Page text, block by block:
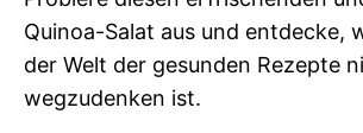
Quinoa-Salat aus und entdecke,
der Welt der gesunden Rezepte
wegzudenken ist.